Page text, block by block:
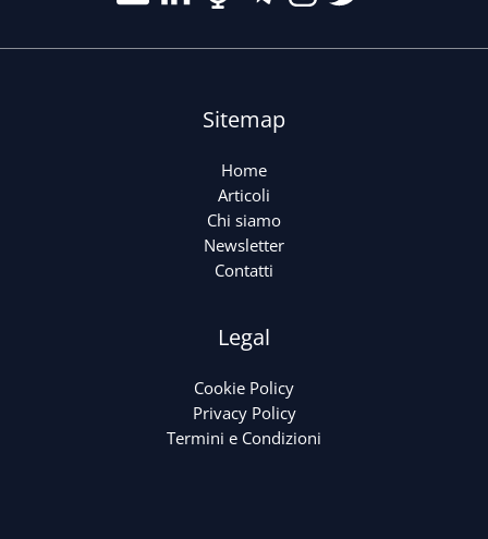
Sitemap
Home
Articoli
Chi siamo
Newsletter
Contatti
Legal
Cookie Policy
Privacy Policy
Termini e Condizioni